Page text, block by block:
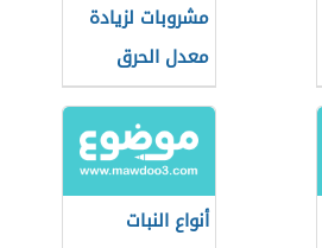
مشروبات لزيادة
معدل الحرق
أنواع النبات